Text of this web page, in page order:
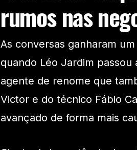
rumos nas
As conversas ganharam
quando Léo Jardim
agente de renome que
Victor e do técnico Fábio
avançado de forma mais